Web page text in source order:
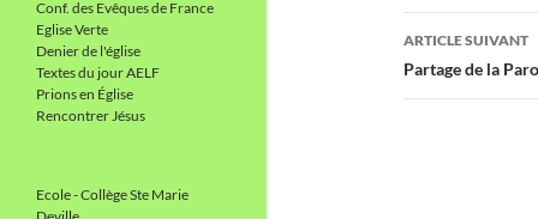
articles
ARTICLE SUIVANT
Partage de la
Conf. des Evêques de France
Eglise Verte
Denier de l'église
Textes du jour AELF
Prions en Église
Rencontrer Jésus
Ecole - Collège Ste Marie